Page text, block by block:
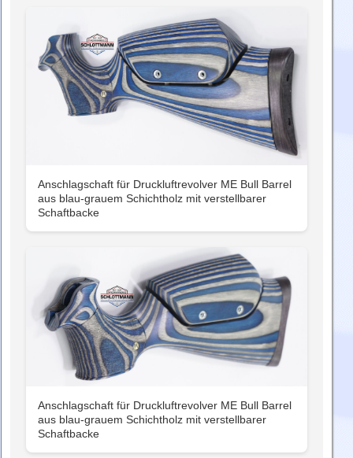
Anschlagschaft für Druckluftrevolver ME Bull Barrel
aus blau-grauem Schichtholz mit verstellbarer
Schaftbacke
Anschlagschaft für Druckluftrevolver ME Bull Barrel
aus blau-grauem Schichtholz mit verstellbarer
Schaftbacke